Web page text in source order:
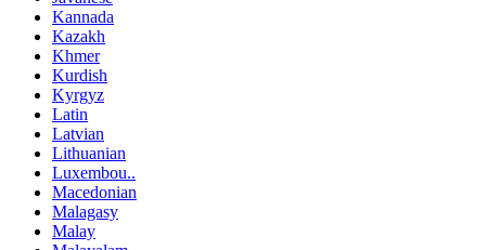
Kannada
Kazakh
Khmer
Kurdish
Kyrgyz
Latin
Latvian
Lithuanian
Luxembou..
Macedonian
Malagasy
Malay